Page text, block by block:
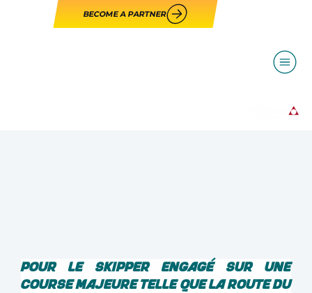
BECOME A PARTNER
Pour le skipper engagé sur une
course majeure telle que la Route du